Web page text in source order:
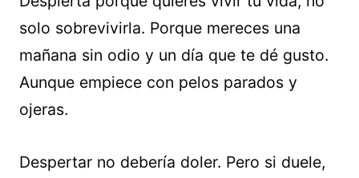
solo sobrevivirla. Porque mereces una
mañana sin odio y un día que te dé gusto.
Aunque empiece con pelos parados y
ojeras.
Despertar no debería doler. Pero si duele,